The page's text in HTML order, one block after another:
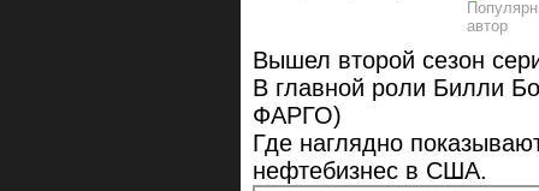
Вышел второй сезон
В главной роли Билли
ФАРГО)
Где наглядно
нефтебизнес в США.